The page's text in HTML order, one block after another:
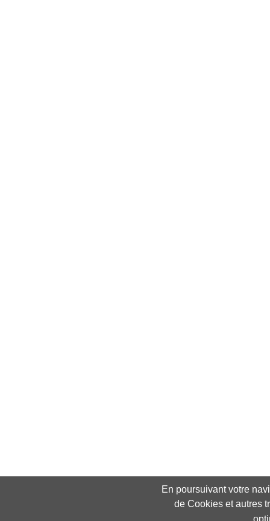
En poursuivant votre
de Cookies et autres